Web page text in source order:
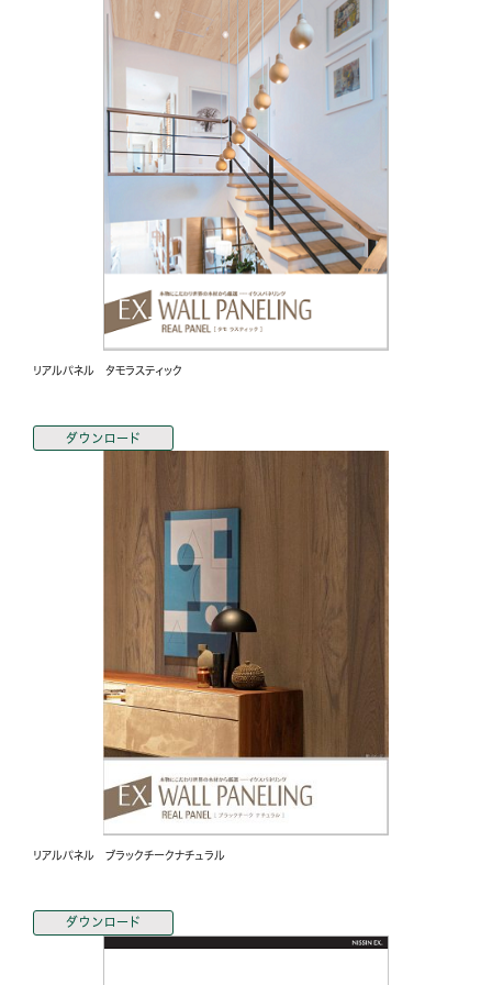
リアルパネル タモラスティック
ダウンロード
リアルパネル ブラックチークナチュラル
ダウンロード